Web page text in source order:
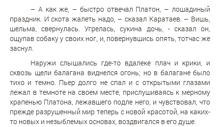
– А как же, – быстро отвечал Платон, – лошадиный
праздник. И скота жалеть надо, – сказал Каратаев. – Вишь,
шельма, свернулась. Угрелась, сукина дочь, - сказал он,
ощупав собаку у своих ног, и, повернувшись опять, тотчас же
заснул.
Наружи слышались где-то вдалеке плач и крики, и
сквозь щели балагана виднелся огонь; но в балагане было
тихо и темно. Пьер долго не спал и с открытыми глазами
лежал в темноте на своем месте, прислушиваясь к мерному
храпенью Платона, лежавшего подле него, и чувствовал, что
прежде разрушенный мир теперь с новой красотой, на каких-
то новых и незыблемых основах, воздвигался в его душе.